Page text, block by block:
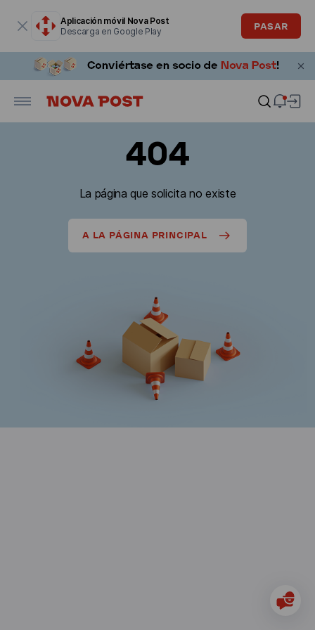
Aplicación móvil Nova Post
Descarga en Google Play
PASAR
404
La página que solicita no existe
A LA PÁGINA PRINCIPAL